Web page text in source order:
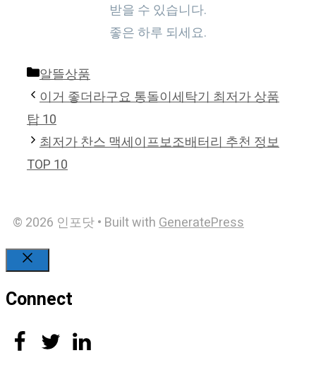
받을 수 있습니다.
좋은 하루 되세요.
Categories
알뜰상품
이거 좋더라구요 통돌이세탁기 최저가 상품
탑 10
최저가 찬스 맥세이프보조배터리 추천 정보
TOP 10
© 2026 인포닷• Built withGeneratePress
Connect